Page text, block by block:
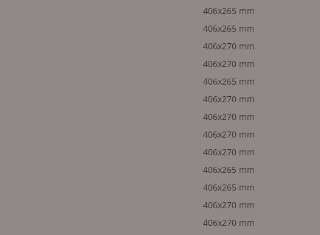
406x265 mm
406x265 mm
406x270 mm
406x270 mm
406x265 mm
406x270 mm
406x270 mm
406x270 mm
406x270 mm
406x265 mm
406x265 mm
406x270 mm
406x270 mm